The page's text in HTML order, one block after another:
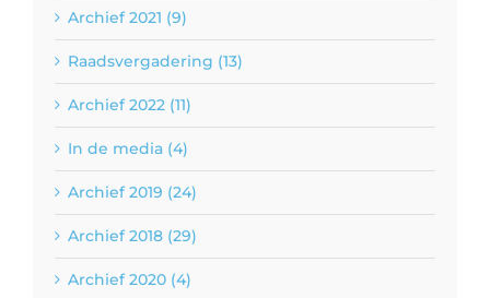
Archief 2021 (9)
Raadsvergadering (13)
Archief 2022 (11)
In de media (4)
Archief 2019 (24)
Archief 2018 (29)
Archief 2020 (4)